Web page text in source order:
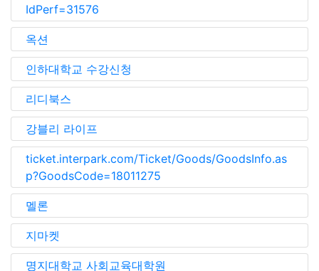
IdPerf=31576
옥션
인하대학교 수강신청
리디북스
강블리 라이프
ticket.interpark.com/Ticket/Goods/GoodsInfo.as
p?GoodsCode=18011275
멜론
지마켓
명지대학교 사회교육대학원